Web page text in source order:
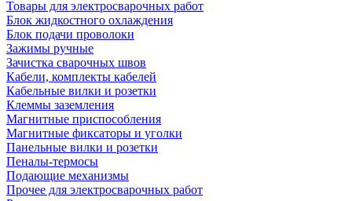
Товары для электросварочных работ
Блок жидкостного охлаждения
Блок подачи проволоки
Зажимы ручные
Зачистка сварочных швов
Кабели, комплекты кабелей
Кабельные вилки и розетки
Клеммы заземления
Магнитные приспособления
Магнитные фиксаторы и уголки
Панельные вилки и розетки
Пеналы-термосы
Подающие механизмы
Прочее для электросварочных работ